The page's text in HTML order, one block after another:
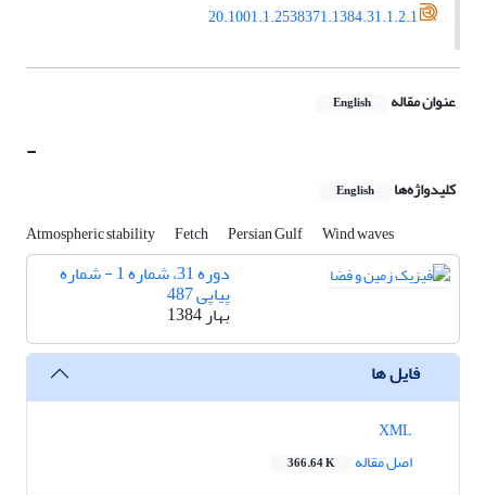
20.1001.1.2538371.1384.31.1.2.1
عنوان مقاله English
-
کلیدواژه‌ها English
Atmospheric stability Fetch Persian Gulf Wind waves
دوره 31، شماره 1 - شماره
پیاپی 487
بهار 1384
فایل ها
اصل مقاله
366.64 K